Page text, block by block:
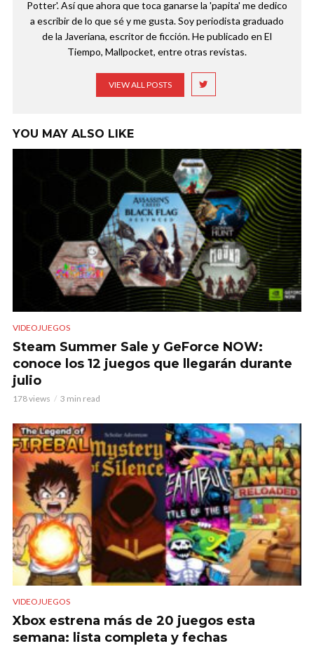
Potter'. Así que ahora que toca ganarse la 'papita' me dedico
a escribir de lo que sé y me gusta. Soy periodista graduado
de la Javeriana, escritor de ficción. He publicado en El
Tiempo, Mallpocket, entre otras revistas.
VIEW ALL POSTS
YOU MAY ALSO LIKE
VIDEOJUEGOS
Steam Summer Sale y GeForce NOW:
conoce los 12 juegos que llegarán durante
julio
178 views 3 min read
VIDEOJUEGOS
Xbox estrena más de 20 juegos esta
semana: lista completa y fechas